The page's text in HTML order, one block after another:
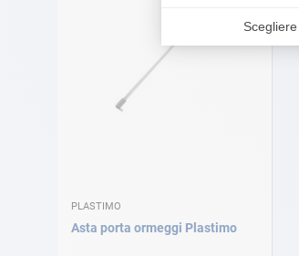
PLASTIMO
Asta porta ormeggi Plastimo